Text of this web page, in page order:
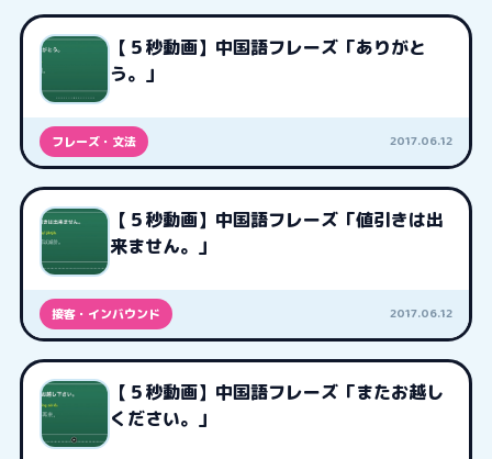
【５秒動画】中国語フレーズ「ありがと
う。」
フレーズ・文法 2017.06.12
【５秒動画】中国語フレーズ「値引きは出
来ません。」
接客・インバウンド 2017.06.12
【５秒動画】中国語フレーズ「またお越し
ください。」